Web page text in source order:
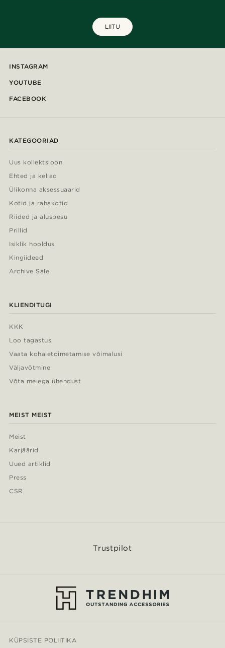
LIITU
INSTAGRAM
YOUTUBE
FACEBOOK
KATEGOORIAD
Uus kollektsioon
Ehted ja kellad
Ülikonna aksessuaarid
Kotid ja rahakotid
Riided ja aluspesu
Prillid
Isiklik hooldus
Kingiideed
Archive Sale
KLIENDITUGI
KKK
Loo tagastus
Vaata kohaletoimetamise võimalusi
Väljavõtmine
Võta meiega ühendust
MEIST MEIST
Meist
Karjäärid
Uued artiklid
Press
CSR
Trustpilot
KÜPSISTE POLIITIKA